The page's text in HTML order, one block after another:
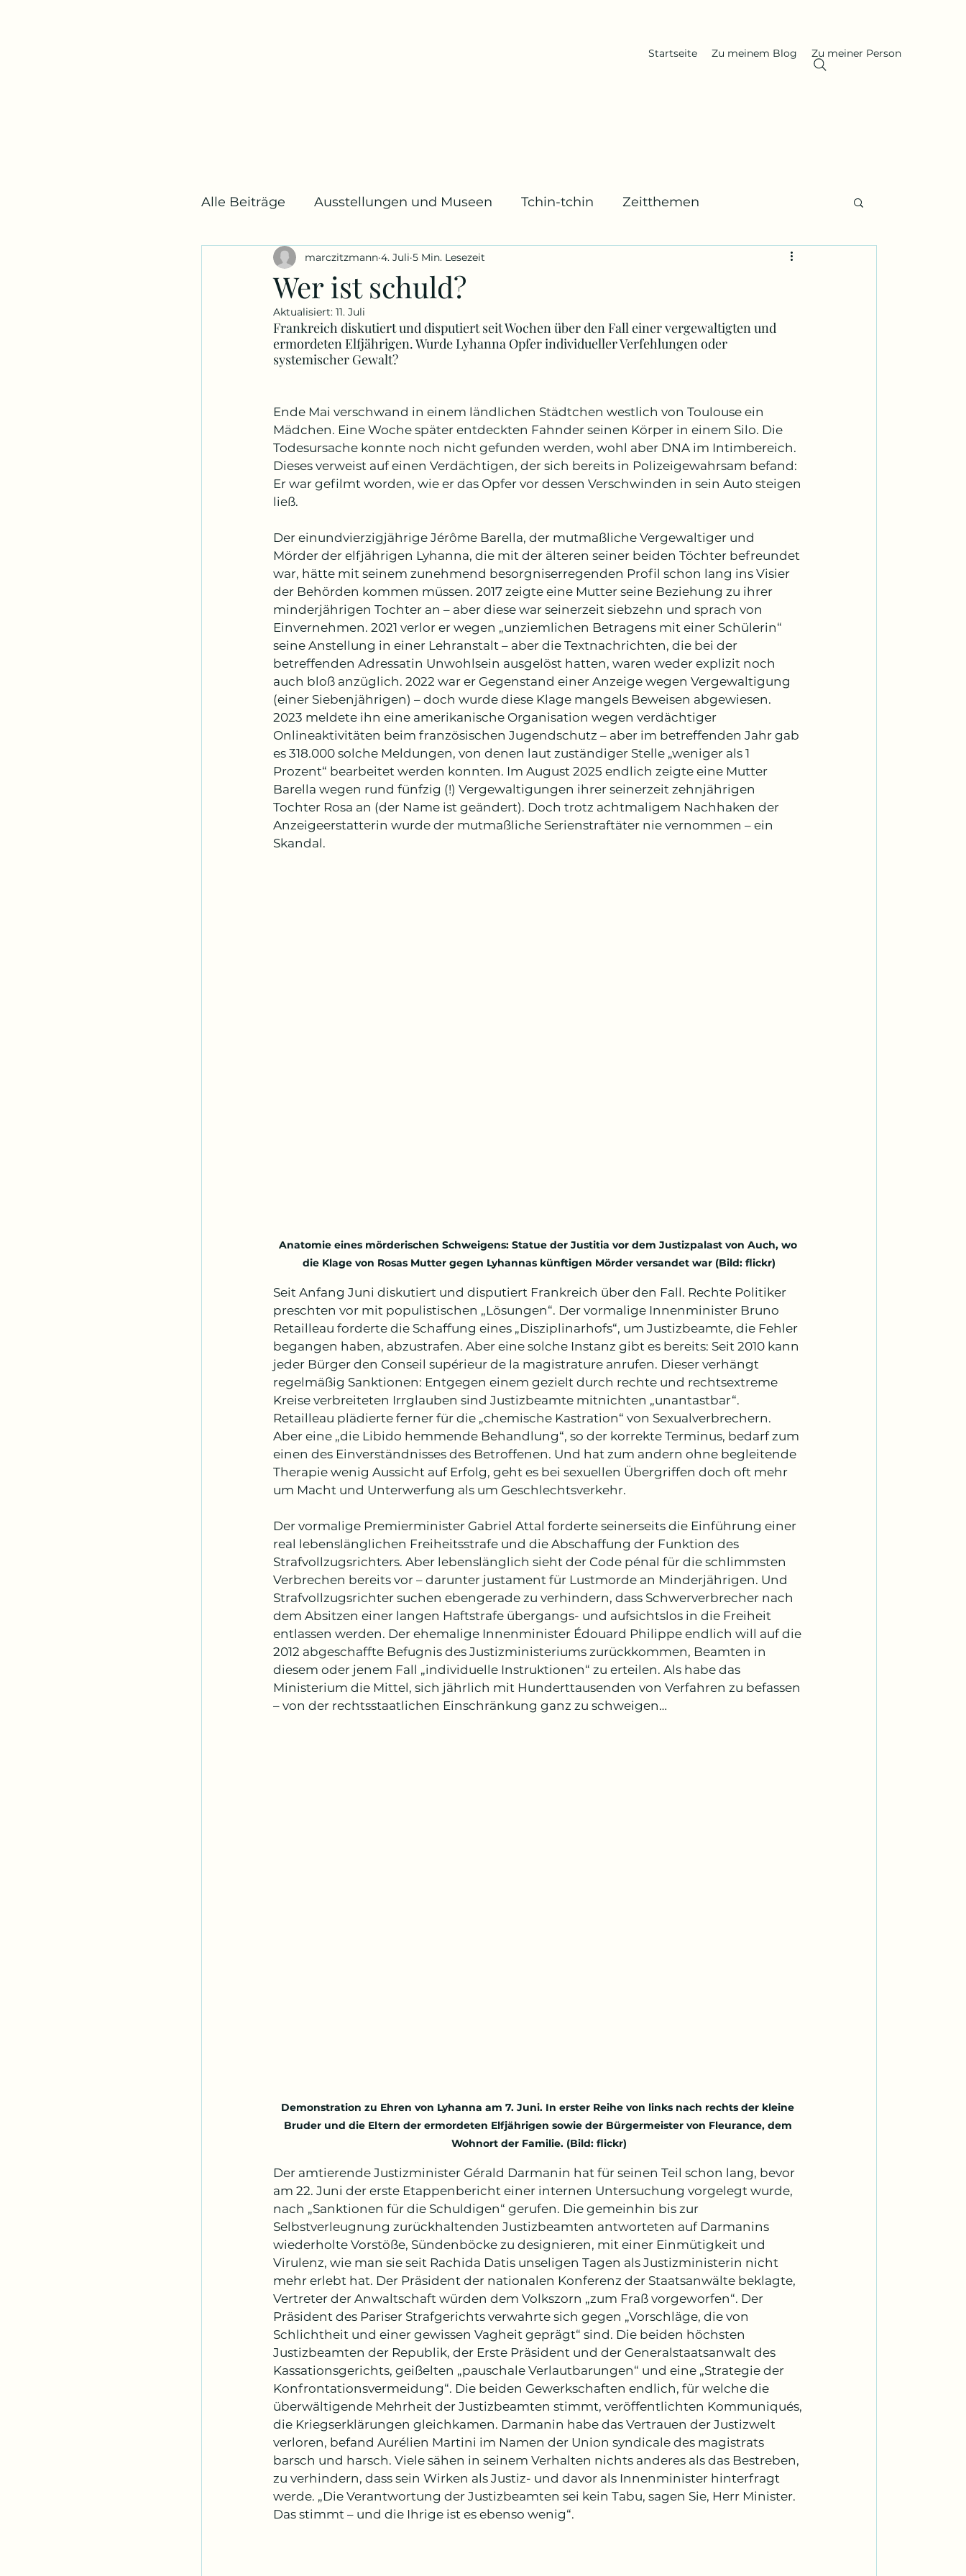
Startseite Zu meinem Blog Zu meiner Person
Alle Beiträge Ausstellungen und Museen Tchin-tchin Zeitthemen
Bühne und Musik Archivstücke
Medien Bücher
Wer ist schuld?
marczitzmann 4. Juli 5 Min. Lesezeit
Aktualisiert: 11. Juli
Frankreich diskutiert und disputiert seit Wochen über den Fall einer vergewaltigten und
ermordeten Elfjährigen. Wurde Lyhanna Opfer individueller Verfehlungen oder
systemischer Gewalt?
Ende Mai verschwand in einem ländlichen Städtchen westlich von Toulouse ein
Mädchen. Eine Woche später entdeckten Fahnder seinen Körper in einem Silo. Die
Todesursache konnte noch nicht gefunden werden, wohl aber DNA im Intimbereich.
Dieses verweist auf einen Verdächtigen, der sich bereits in Polizeigewahrsam befand:
Er war gefilmt worden, wie er das Opfer vor dessen Verschwinden in sein Auto steigen
ließ.
Der einundvierzigjährige Jérôme Barella, der mutmaßliche Vergewaltiger und
Mörder der elfjährigen Lyhanna, die mit der älteren seiner beiden Töchter befreundet
war, hätte mit seinem zunehmend besorgniserregenden Profil schon lang ins Visier
der Behörden kommen müssen. 2017 zeigte eine Mutter seine Beziehung zu ihrer
minderjährigen Tochter an – aber diese war seinerzeit siebzehn und sprach von
Einvernehmen. 2021 verlor er wegen „unziemlichen Betragens mit einer Schülerin“
seine Anstellung in einer Lehranstalt – aber die Textnachrichten, die bei der
betreffenden Adressatin Unwohlsein ausgelöst hatten, waren weder explizit noch
auch bloß anzüglich. 2022 war er Gegenstand einer Anzeige wegen Vergewaltigung
(einer Siebenjährigen) – doch wurde diese Klage mangels Beweisen abgewiesen.
2023 meldete ihn eine amerikanische Organisation wegen verdächtiger
Onlineaktivitäten beim französischen Jugendschutz – aber im betreffenden Jahr gab
es 318.000 solche Meldungen, von denen laut zuständiger Stelle „weniger als 1
Prozent“ bearbeitet werden konnten. Im August 2025 endlich zeigte eine Mutter
Barella wegen rund fünfzig (!) Vergewaltigungen ihrer seinerzeit zehnjährigen
Tochter Rosa an (der Name ist geändert). Doch trotz achtmaligem Nachhaken der
Anzeigeerstatterin wurde der mutmaßliche Serienstraftäter nie vernommen – ein
Skandal.
Anatomie eines mörderischen Schweigens: Statue der Justitia vor dem Justizpalast von Auch, wo
die Klage von Rosas Mutter gegen Lyhannas künftigen Mörder versandet war (Bild: flickr)
Seit Anfang Juni diskutiert und disputiert Frankreich über den Fall. Rechte Politiker
preschten vor mit populistischen „Lösungen“. Der vormalige Innenminister Bruno
Retailleau forderte die Schaffung eines „Disziplinarhofs“, um Justizbeamte, die Fehler
begangen haben, abzustrafen. Aber eine solche Instanz gibt es bereits: Seit 2010 kann
jeder Bürger den Conseil supérieur de la magistrature anrufen. Dieser verhängt
regelmäßig Sanktionen: Entgegen einem gezielt durch rechte und rechtsextreme
Kreise verbreiteten Irrglauben sind Justizbeamte mitnichten „unantastbar“.
Retailleau plädierte ferner für die „chemische Kastration“ von Sexualverbrechern.
Aber eine „die Libido hemmende Behandlung“, so der korrekte Terminus, bedarf zum
einen des Einverständnisses des Betroffenen. Und hat zum andern ohne begleitende
Therapie wenig Aussicht auf Erfolg, geht es bei sexuellen Übergriffen doch oft mehr
um Macht und Unterwerfung als um Geschlechtsverkehr.
Der vormalige Premierminister Gabriel Attal forderte seinerseits die Einführung einer
real lebenslänglichen Freiheitsstrafe und die Abschaffung der Funktion des
Strafvollzugsrichters. Aber lebenslänglich sieht der Code pénal für die schlimmsten
Verbrechen bereits vor – darunter justament für Lustmorde an Minderjährigen. Und
Strafvollzugsrichter suchen ebengerade zu verhindern, dass Schwerverbrecher nach
dem Absitzen einer langen Haftstrafe übergangs- und aufsichtslos in die Freiheit
entlassen werden. Der ehemalige Innenminister Édouard Philippe endlich will auf die
2012 abgeschaffte Befugnis des Justizministeriums zurückkommen, Beamten in
diesem oder jenem Fall „individuelle Instruktionen“ zu erteilen. Als habe das
Ministerium die Mittel, sich jährlich mit Hunderttausenden von Verfahren zu befassen
– von der rechtsstaatlichen Einschränkung ganz zu schweigen…
Demonstration zu Ehren von Lyhanna am 7. Juni. In erster Reihe von links nach rechts der kleine
Bruder und die Eltern der ermordeten Elfjährigen sowie der Bürgermeister von Fleurance, dem
Wohnort der Familie. (Bild: flickr)
Der amtierende Justizminister Gérald Darmanin hat für seinen Teil schon lang, bevor
am 22. Juni der erste Etappenbericht einer internen Untersuchung vorgelegt wurde,
nach „Sanktionen für die Schuldigen“ gerufen. Die gemeinhin bis zur
Selbstverleugnung zurückhaltenden Justizbeamten antworteten auf Darmanins
wiederholte Vorstöße, Sündenböcke zu designieren, mit einer Einmütigkeit und
Virulenz, wie man sie seit Rachida Datis unseligen Tagen als Justizministerin nicht
mehr erlebt hat. Der Präsident der nationalen Konferenz der Staatsanwälte beklagte,
Vertreter der Anwaltschaft würden dem Volkszorn „zum Fraß vorgeworfen“. Der
Präsident des Pariser Strafgerichts verwahrte sich gegen „Vorschläge, die von
Schlichtheit und einer gewissen Vagheit geprägt“ sind. Die beiden höchsten
Justizbeamten der Republik, der Erste Präsident und der Generalstaatsanwalt des
Kassationsgerichts, geißelten „pauschale Verlautbarungen“ und eine „Strategie der
Konfrontationsvermeidung“. Die beiden Gewerkschaften endlich, für welche die
überwältigende Mehrheit der Justizbeamten stimmt, veröffentlichten Kommuniqués,
die Kriegserklärungen gleichkamen. Darmanin habe das Vertrauen der Justizwelt
verloren, befand Aurélien Martini im Namen der Union syndicale des magistrats
barsch und harsch. Viele sähen in seinem Verhalten nichts anderes als das Bestreben,
zu verhindern, dass sein Wirken als Justiz- und davor als Innenminister hinterfragt
werde. „Die Verantwortung der Justizbeamten sei kein Tabu, sagen Sie, Herr Minister.
Das stimmt – und die Ihrige ist es ebenso wenig“.